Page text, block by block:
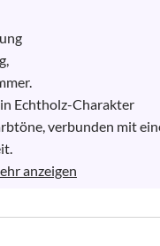
Echtholz-Charakter
verbunden mit
anzeigen